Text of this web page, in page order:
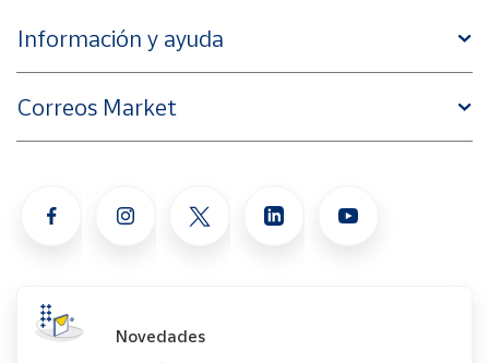
Información y ayuda
Correos Market
Novedades